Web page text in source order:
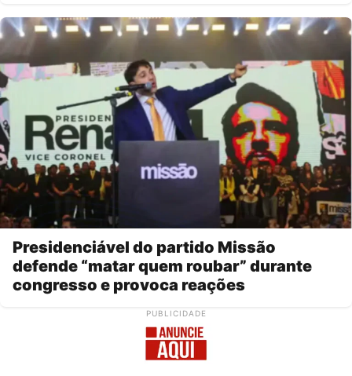
Presidenciável do partido Missão
defende “matar quem roubar” durante
congresso e provoca reações
PUBLICIDADE